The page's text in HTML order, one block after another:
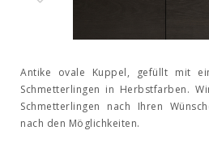
Antike ovale Kuppel, gefüllt mit
Schmetterlingen in Herbstfarben.
Schmetterlingen nach Ihren
nach den Möglichkeiten.